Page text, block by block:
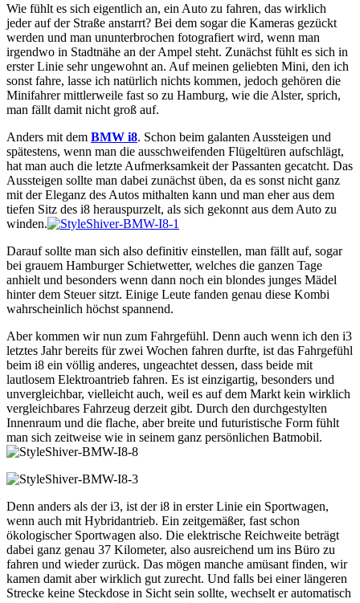
Wie fühlt es sich eigentlich an, ein Auto zu fahren, das wirklich
jeder auf der Straße anstarrt? Bei dem sogar die Kameras gezückt
werden und man ununterbrochen fotografiert wird, wenn man
irgendwo in Stadtnähe an der Ampel steht. Zunächst fühlt es sich in
erster Linie sehr ungewohnt an. Auf meinen geliebten Mini, den ich
sonst fahre, lasse ich natürlich nichts kommen, jedoch gehören die
Minifahrer mittlerweile fast so zu Hamburg, wie die Alster, sprich,
man fällt damit nicht groß auf.
Anders mit dem BMW i8. Schon beim galanten Aussteigen und
spätestens, wenn man die ausschweifenden Flügeltüren aufschlägt,
hat man auch die letzte Aufmerksamkeit der Passanten gecatcht. Das
Aussteigen sollte man dabei zunächst üben, da es sonst nicht ganz
mit der Eleganz des Autos mithalten kann und man eher aus dem
tiefen Sitz des i8 herauspurzelt, als sich gekonnt aus dem Auto zu
winden.
Darauf sollte man sich also definitiv einstellen, man fällt auf, sogar
bei grauem Hamburger Schietwetter, welches die ganzen Tage
anhielt und besonders wenn dann noch ein blondes junges Mädel
hinter dem Steuer sitzt. Einige Leute fanden genau diese Kombi
wahrscheinlich höchst spannend.
Aber kommen wir nun zum Fahrgefühl. Denn auch wenn ich den i3
letztes Jahr bereits für zwei Wochen fahren durfte, ist das Fahrgefühl
beim i8 ein völlig anderes, ungeachtet dessen, dass beide mit
lautlosem Elektroantrieb fahren. Es ist einzigartig, besonders und
unvergleichbar, vielleicht auch, weil es auf dem Markt kein wirklich
vergleichbares Fahrzeug derzeit gibt. Durch den durchgestylten
Innenraum und die flache, aber breite und futuristische Form fühlt
man sich zeitweise wie in seinem ganz persönlichen Batmobil.
Denn anders als der i3, ist der i8 in erster Linie ein Sportwagen,
wenn auch mit Hybridantrieb. Ein zeitgemäßer, fast schon
ökologischer Sportwagen also. Die elektrische Reichweite beträgt
dabei ganz genau 37 Kilometer, also ausreichend um ins Büro zu
fahren und wieder zurück. Das mögen manche amüsant finden, wir
kamen damit aber wirklich gut zurecht. Und falls bei einer längeren
Strecke keine Steckdose in Sicht sein sollte, wechselt er automatisch